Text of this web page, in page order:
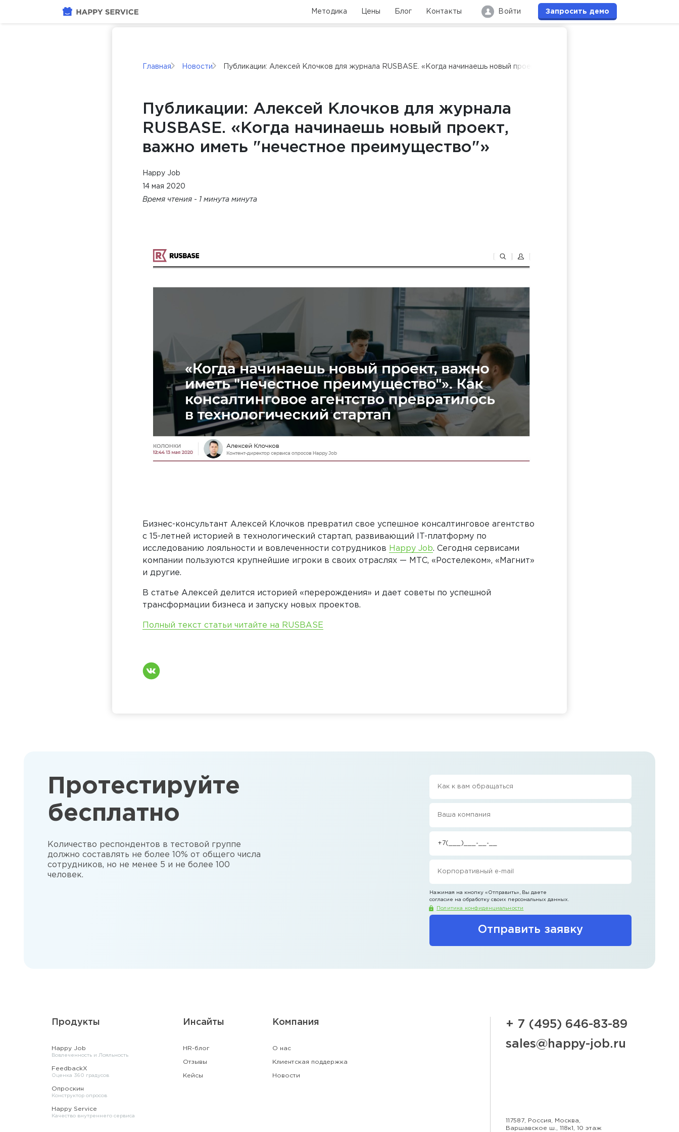
Методика Цены Блог Контакты Войти Запросить демо
Главная Новости Публикации: Алексей Клочков для журнала RUSBASE. «Когда начинаешь новый проект, важно иметь "нечестное
Публикации: Алексей Клочков для журнала
RUSBASE. «Когда начинаешь новый проект,
важно иметь "нечестное преимущество"»
Happy Job
14 мая 2020
Время чтения - 1 минута минута
Бизнес-консультант Алексей Клочков превратил свое успешное консалтинговое агентство
с 15-летней историей в технологический стартап, развивающий IT-платформу по
исследованию лояльности и вовлеченности сотрудников Happy Job. Сегодня сервисами
компании пользуются крупнейшие игроки в своих отраслях — МТС, «Ростелеком», «Магнит»
и другие.
В статье Алексей делится историей «перерождения» и дает советы по успешной
трансформации бизнеса и запуску новых проектов.
Полный текст статьи читайте на RUSBASE
Протестируйте
бесплатно
Количество респондентов в тестовой группе
должно составлять не более 10% от общего числа
сотрудников, но не менее 5 и не более 100
человек.
Отправить заявку
Нажимая на кнопку «Отправить»
, Вы даете
согласие на обработку своих персональных данных.
Политика конфиденциальности
Продукты
Happy Job
Вовлеченность и Лояльность
FeedbackX
Оценка 360 градусов
Опроскин
Конструктор опросов
Happy Service
Качество внутреннего сервиса
Инсайты
HR-блог
Отзывы
Кейсы
Компания
О нас
Клиентская поддержка
Новости
+ 7 (495) 646-83-89
sales@happy-job.ru
117587, Россия, Москва,
Варшавское ш., 118к1, 10 этаж